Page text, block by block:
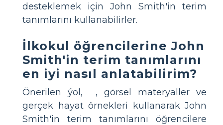
desteklemek için John Smith'in terim
tanımlarını kullanabilirler.
İlkokul öğrencilerine John
Smith'in terim tanımlarını
en iyi nasıl anlatabilirim?
Önerilen ýol, , görsel materyaller ve
gerçek hayat örnekleri kullanarak John
Smith'in terim tanımlarını öğrencilere